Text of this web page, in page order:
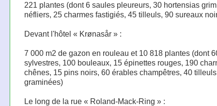
221 plantes (dont 6 saules pleureurs, 30 hortensias
néfliers, 25 charmes fastigiés, 45 tilleuls, 90 sureaux
Devant l'hôtel « Krønasår » :
7 000 m2 de gazon en rouleau et 10 818 plantes (dont
sylvestres, 100 bouleaux, 15 épinettes rouges, 190
chênes, 15 pins noirs, 60 érables champêtres, 40
graminées)
Le long de la rue « Roland-Mack-Ring » :